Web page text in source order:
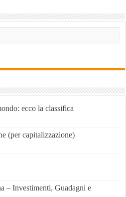
ecco la classifica
(per capitalizzazione)
– Investimenti, Guadagni e